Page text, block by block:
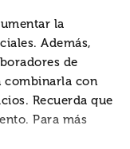
la
Además,
de
combinarla con
Recuerda que
Para más